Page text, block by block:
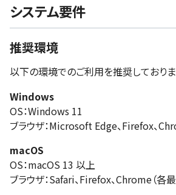
システム要件
推奨環境
以下の環境でのご利用を推奨しておりま
Windows
OS：Windows 11
ブラウザ：Microsoft Edge、Firefox、
macOS
OS：macOS 13 以上
ブラウザ：Safari、Firefox、Chrome（各最